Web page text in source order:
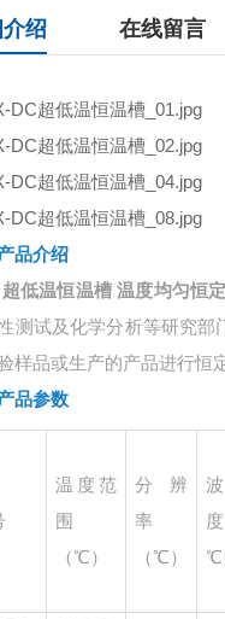
绍 在线留言
品介绍
超低温恒温槽 温度均匀恒
测试及化学分析等研究部
样品或生产的产品进行恒
品参数
温度范
围
（℃）
分辨
率
（℃）
℃